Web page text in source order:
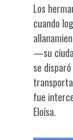
Los
cuando
—su
se
fue
Eloísa.